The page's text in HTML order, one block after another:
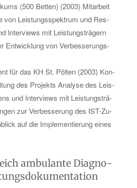
(500 Bet­ten) (2003) Mit­ar­beit
von Leis­tungs­spek­trum und Res­
In­ter­views mit Leis­tungs­trä­gern
Ent­wick­lung von Ver­bes­se­rungs­
für das KH St. Pöl­ten (2003) Kon­
des Pro­jekts Ana­ly­se des Leis­
und In­ter­views mit Leis­tungs­trä­
zur Ver­bes­se­rung des IST-Zu­
auf die Im­ple­men­tie­rung eines
am­bu­lan­te Dia­gno­